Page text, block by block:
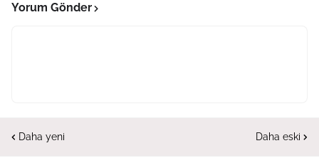
Yorum Gönder
Daha yeni Daha eski